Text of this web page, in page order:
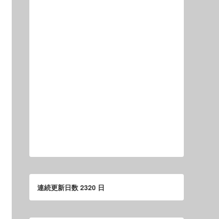
連続更新日数 2320 日